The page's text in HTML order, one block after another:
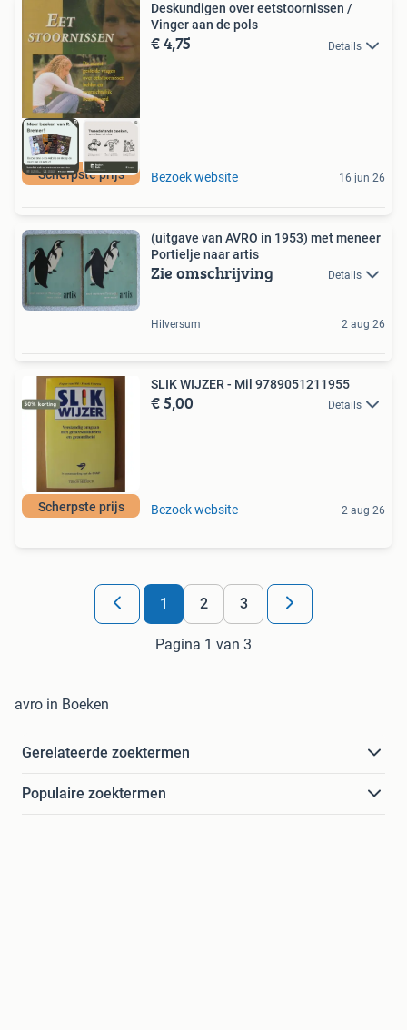
Scherpste prijs
Deskundigen over eetstoornissen /
Vinger aan de pols
€ 4,75 Details
Bezoek website 16 jun 26
(uitgave van AVRO in 1953) met meneer
Portielje naar artis
Zie omschrijving Details
Hilversum 2 aug 26
Scherpste prijs
SLIK WIJZER - Mil 9789051211955
€ 5,00 Details
Bezoek website 2 aug 26
1 2 3
Pagina 1 van 3
avro in Boeken
Gerelateerde zoektermen
Populaire zoektermen